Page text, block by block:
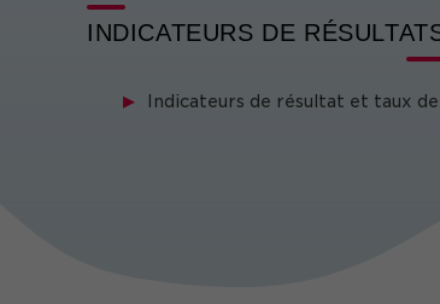
INDICATEURS DE
Indicateurs de résultat et taux